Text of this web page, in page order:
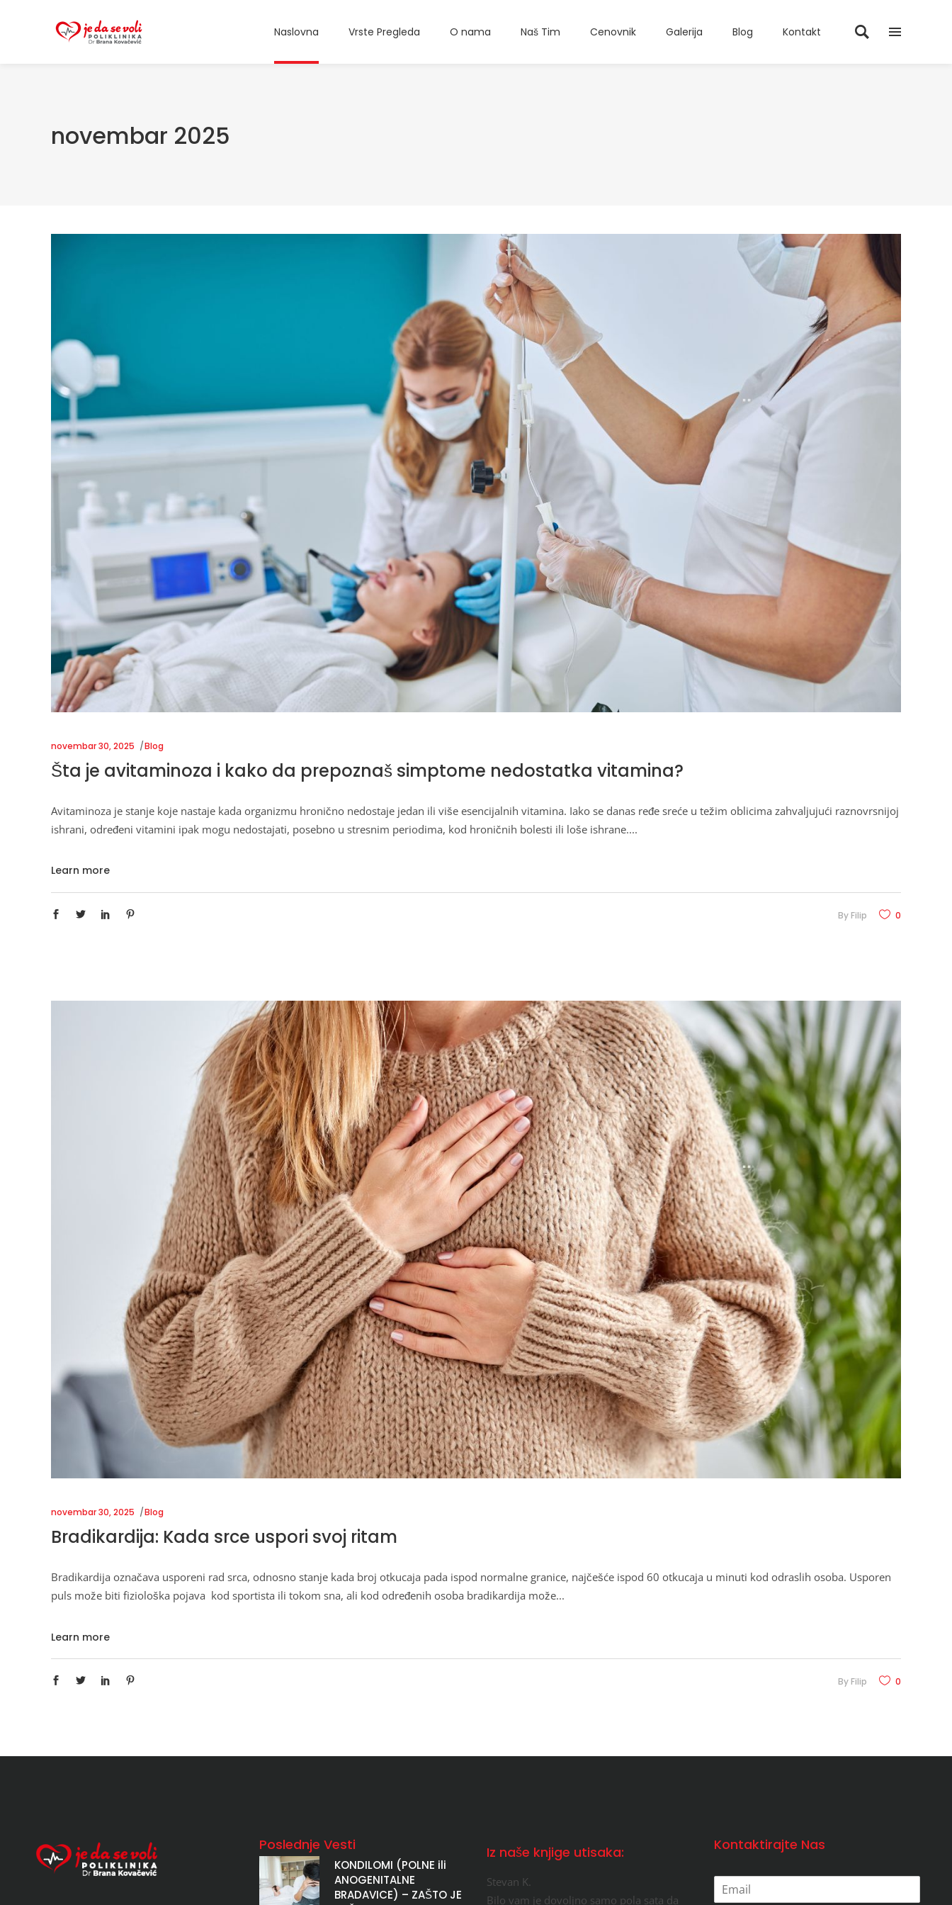
Naslovna Vrste Pregleda O nama Naš Tim Cenovnik Galerija Blog Kontakt
novembar 2025
novembar 30, 2025 Blog
Šta je avitaminoza i kako da prepoznaš simptome nedostatka vitamina?
Avitaminoza je stanje koje nastaje kada organizmu hronično nedostaje jedan ili više esencijalnih vitamina. Iako se danas ređe sreće u težim oblicima zahvaljujući raznovrsnijoj
ishrani, određeni vitamini ipak mogu nedostajati, posebno u stresnim periodima, kod hroničnih bolesti ili loše ishrane.
Learn more
By Filip 0
novembar 30, 2025 Blog
Bradikardija: Kada srce uspori svoj ritam
Bradikardija označava usporeni rad srca, odnosno stanje kada broj otkucaja pada ispod normalne granice, najčešće ispod 60 otkucaja u minuti kod odraslih osoba. Usporen
puls može biti fiziološka pojava kod sportista ili tokom sna, ali kod određenih osoba bradikardija može
Learn more
By Filip 0
Poslednje Vesti
KONDILOMI (POLNE ili
ANOGENITALNE
BRADAVICE) – ZAŠTO JE
Iz naše knjige utisaka:
Stevan K.
Bilo vam je dovoljno samo pola sata da
Kontaktirajte Nas